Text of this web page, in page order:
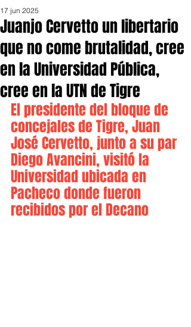
Juanjo Cervetto un libertario
que no come brutalidad, cree
en la Universidad Pública,
cree en la UTN de Tigre
17 jun 2025
El presidente del bloque de
concejales de Tigre, Juan
José Cervetto, junto a su par
Diego Avancini, visitó la
Universidad ubicada en
Pacheco donde fueron
recibidos por el Decano